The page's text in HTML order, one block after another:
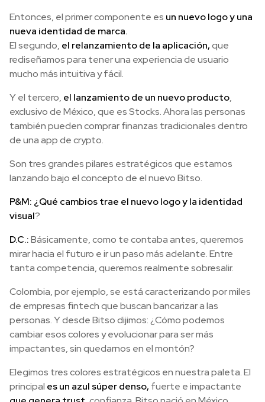
Entonces, el primer componente es un nuevo logo y una
nueva identidad de marca.
El segundo, el relanzamiento de la aplicación,que
rediseñamos para tener una experiencia de usuario
mucho más intuitiva y fácil.
Y el tercero, el lanzamiento de un nuevo producto,
exclusivo de México, que es Stocks. Ahora las personas
también pueden comprar finanzas tradicionales dentro
de una app de crypto.
Son tres grandes pilares estratégicos que estamos
lanzando bajo el concepto de el nuevo Bitso.
P&M: ¿Qué cambios trae el nuevo logo y la identidad
visual?
D.C.:Básicamente, como te contaba antes, queremos
mirar hacia el futuro e ir un paso más adelante. Entre
tanta competencia, queremos realmente sobresalir.
Colombia, por ejemplo, se está caracterizando por miles
de empresas fintech que buscan bancarizar a las
personas. Y desde Bitso dijimos: ¿Cómo podemos
cambiar esos colores y evolucionar para ser más
impactantes, sin quedarnos en el montón?
Elegimos tres colores estratégicos en nuestra paleta. El
principal es un azul súper denso, fuerte e impactante